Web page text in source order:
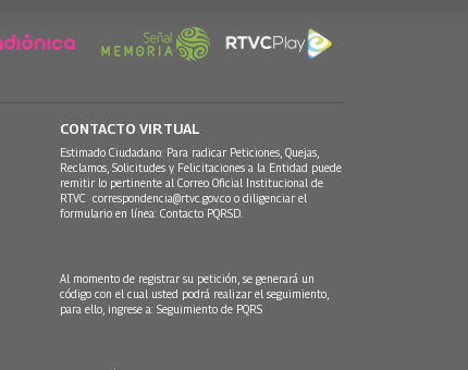
CONTACTO VIRTUAL
Estimado Ciudadano: Para radicar Peticiones, Quejas,
Reclamos, Solicitudes y Felicitaciones a la Entidad puede
remitir lo pertinente al Correo Oficial Institucional de
RTVC correspondencia@rtvc.gov.co o diligenciar el
formulario en línea: Contacto PQRSD.
Al momento de registrar su petición, se generará un
código con el cual usted podrá realizar el seguimiento,
para ello, ingrese a: Seguimiento de PQRS